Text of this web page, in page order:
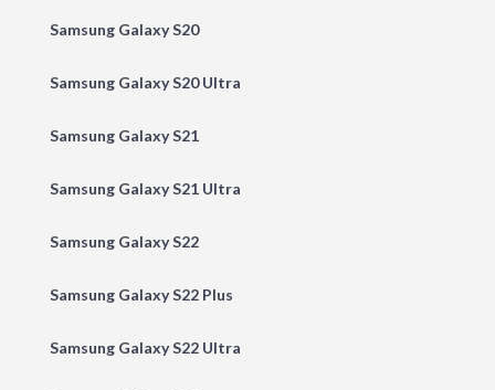
Samsung Galaxy S20
Samsung Galaxy S20 Ultra
Samsung Galaxy S21
Samsung Galaxy S21 Ultra
Samsung Galaxy S22
Samsung Galaxy S22 Plus
Samsung Galaxy S22 Ultra